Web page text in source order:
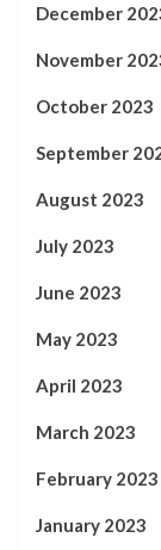
December
November
October 2023
September
August 2023
July 2023
June 2023
May 2023
April 2023
March 2023
February 2023
January 2023